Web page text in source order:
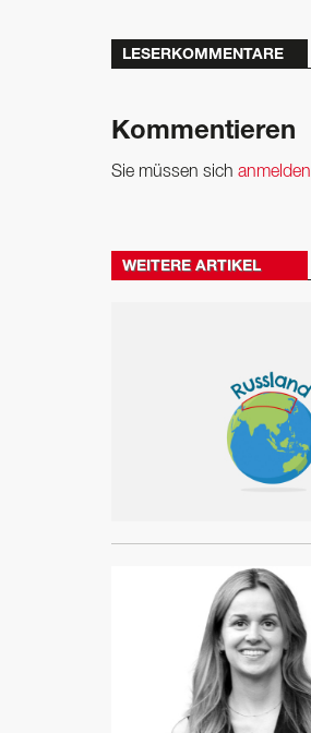
LESERKOMMENTARE
Kommentieren
Sie müssen sich anmelden
WEITERE ARTIKEL